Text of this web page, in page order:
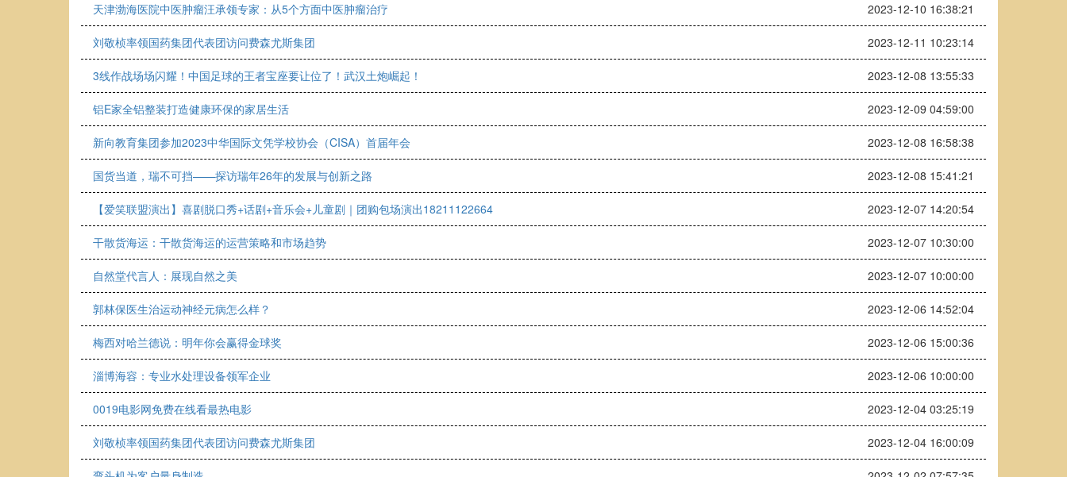
天津渤海医院中医肿瘤汪承领专家：从5个方面中医肿瘤治疗 2023-12-10 16:38:21
刘敬桢率领国药集团代表团访问费森尤斯集团 2023-12-11 10:23:14
3线作战场场闪耀！中国足球的王者宝座要让位了！武汉土炮崛起！ 2023-12-08 13:55:33
铝E家全铝整装打造健康环保的家居生活 2023-12-09 04:59:00
新向教育集团参加2023中华国际文凭学校协会（CISA）首届年会 2023-12-08 16:58:38
国货当道，瑞不可挡——探访瑞年26年的发展与创新之路 2023-12-08 15:41:21
【爱笑联盟演出】喜剧脱口秀+话剧+音乐会+儿童剧｜团购包场演出18211122664 2023-12-07 14:20:54
干散货海运：干散货海运的运营策略和市场趋势 2023-12-07 10:30:00
自然堂代言人：展现自然之美 2023-12-07 10:00:00
郭林保医生治运动神经元病怎么样？ 2023-12-06 14:52:04
梅西对哈兰德说：明年你会赢得金球奖 2023-12-06 15:00:36
淄博海容：专业水处理设备领军企业 2023-12-06 10:00:00
0019电影网免费在线看最热电影 2023-12-04 03:25:19
刘敬桢率领国药集团代表团访问费森尤斯集团 2023-12-04 16:00:09